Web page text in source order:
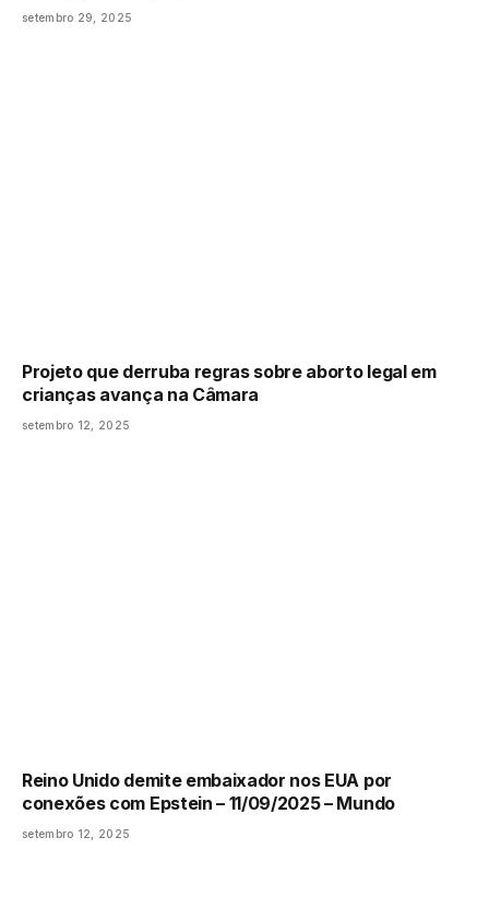
setembro 29, 2025
Projeto que derruba regras sobre aborto legal em
crianças avança na Câmara
setembro 12, 2025
Reino Unido demite embaixador nos EUA por
conexões com Epstein – 11/09/2025 – Mundo
setembro 12, 2025